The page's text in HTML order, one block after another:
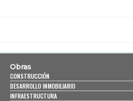
Obras
CONSTRUCCIÓN
DESARROLLO INMOBILIARIO
INFRAESTRUCTURA